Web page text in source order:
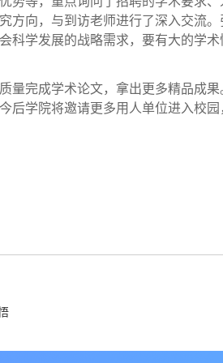
方向，与到访老师进行了深入交流
科学发展的战略需求，要有大的学
量完成学术论文，拿出更多精品成
学院将邀请更多用人单位进入校园